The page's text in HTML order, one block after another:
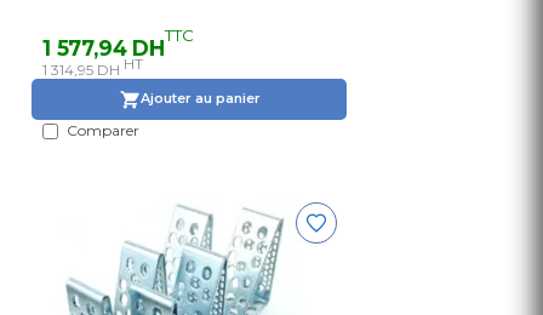
1 577,94 DHTTC
1 314,95 DH HT
Ajouter au panier
Comparer